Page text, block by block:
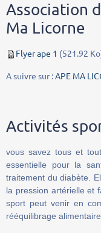
Association
Ma Licorne
Flyer ape 1 (521.92
A suivre sur :APE MA
Activités
vous savez tous et
essentielle pour la
traitement du diabète.
la pression artérielle et
sport peut venir en
rééquilibrage alimentaire.